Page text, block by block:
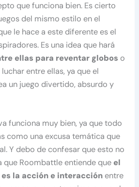
que funciona bien. Es cierto
del mismo estilo en el
le hace a este diferente es el
Es una idea que hará
ellas para reventar globos o
entre ellas, ya que el
un juego divertido, absurdo y
funciona muy bien, ya que todo
como una excusa temática que
Y debo de confesar que esto no
que Roombattle entiende que el
la acción e interacción entre